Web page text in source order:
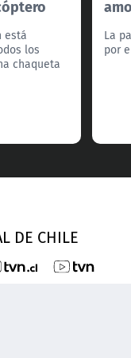
está
los
chaqueta
La
por
DE CHILE